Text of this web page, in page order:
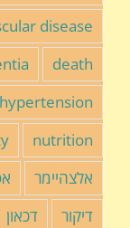
disease
death
hypertension
nutrition
אלצהיימר
דיקור
דכאון